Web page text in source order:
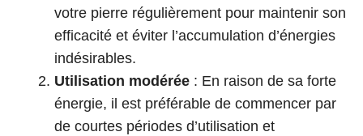
votre pierre régulièrement pour maintenir son
efficacité et éviter l’accumulation d’énergies
indésirables.
Utilisation modérée : En raison de sa forte
énergie, il est préférable de commencer par
de courtes périodes d’utilisation et